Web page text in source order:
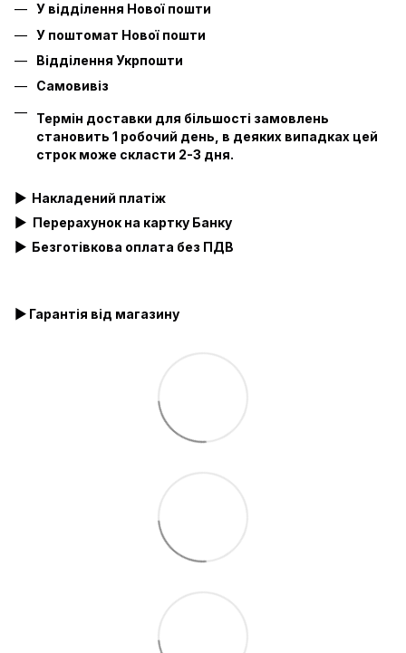
У відділення Нової пошти
У поштомат Нової пошти
Відділення Укрпошти
Самовивіз
Термін доставки для більшості замовлень
становить 1 робочий день, в деяких випадках цей
строк може скласти 2-3 дня.
▶ Накладений платіж
▶ Перерахунок на картку Банку
▶ Безготівкова оплата без ПДВ
▶ Гарантія від магазину